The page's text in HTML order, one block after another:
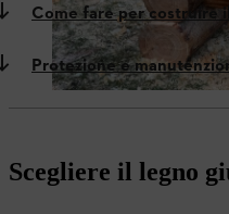
Come fare per costruire
Protezione e
Scegliere il legno